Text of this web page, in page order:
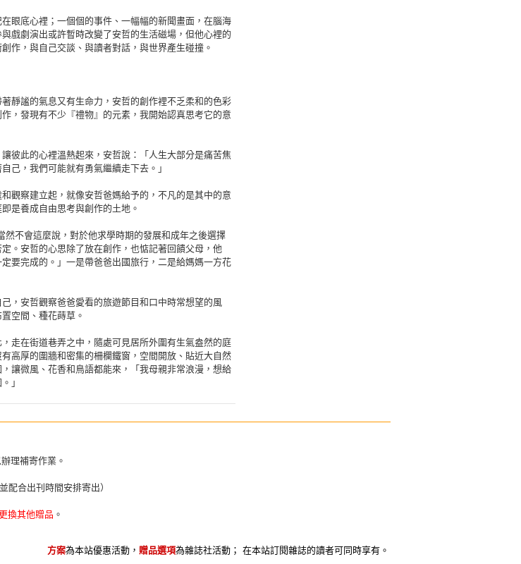
眼底心裡；一個個的事件、一幅幅的新聞畫面，在腦海
戲劇演出或許暫時改變了安哲的生活磁場，但他心裡的
作，與自己交談、與讀者對話，與世界產生碰撞。
靜謐的氣息又有生命力，安哲的創作裡不乏柔和的色彩
，發現有不少『禮物』的元素，我開始認真思考它的意
彼此的心裡溫熱起來，安哲說：「人生大部分是痛苦焦
己，我們可能就有勇氣繼續走下去。」
觀察建立起，就像安哲爸媽給予的，不凡的是其中的意
是養成自由思考與創作的土地。
不會這麼說，對於他求學時期的發展和成年之後選擇
。安哲的心思除了放在創作，也惦記著回饋父母，他
要完成的。」一是帶爸爸出國旅行，二是給媽媽一方花
，安哲觀察爸爸愛看的旅遊節目和口中時常想望的風
空間、種花蒔草。
走在街道巷弄之中，隨處可見居所外圍有生氣盎然的庭
高厚的圍牆和密集的柵欄鐵窗，空間開放、貼近大自然
讓微風、花香和鳥語都能來，「我母親非常浪漫，想給
」
理補寄作業。
配合出刊時間安排寄出）
換其他贈品 。
方案為本站優惠活動， 贈品選項為雜誌社活動； 在本站訂閱雜誌的讀者可同時享有。